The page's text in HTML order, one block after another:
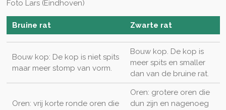
Foto Lars (Eindhoven)
Bruine rat Zwarte rat
Bouw kop: De kop is niet spits
maar meer stomp van vorm.
Bouw kop. De kop is
meer spits en smaller
dan van de bruine rat.
Oren: vrij korte ronde oren die
Oren: grotere oren die
dun zijn en nagenoeg